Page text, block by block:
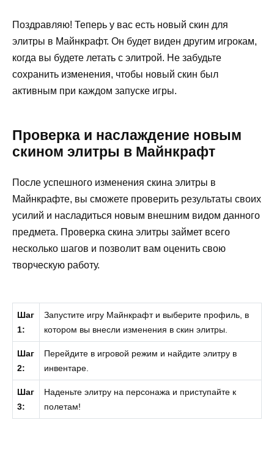
Поздравляю! Теперь у вас есть новый скин для
элитры в Майнкрафт. Он будет виден другим игрокам,
когда вы будете летать с элитрой. Не забудьте
сохранить изменения, чтобы новый скин был
активным при каждом запуске игры.
Проверка и наслаждение новым
скином элитры в Майнкрафт
После успешного изменения скина элитры в
Майнкрафте, вы сможете проверить результаты своих
усилий и насладиться новым внешним видом данного
предмета. Проверка скина элитры займет всего
несколько шагов и позволит вам оценить свою
творческую работу.
Шаг
1:
Запустите игру Майнкрафт и выберите профиль, в
котором вы внесли изменения в скин элитры.
Шаг
2:
Перейдите в игровой режим и найдите элитру в
инвентаре.
Шаг
3:
Наденьте элитру на персонажа и приступайте к
полетам!